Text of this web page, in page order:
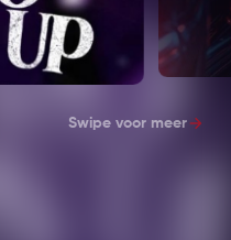
Swipe voor meer